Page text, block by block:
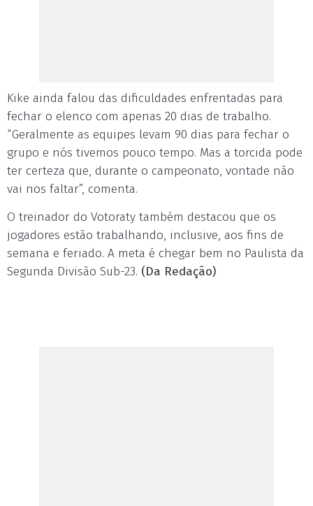
Kike ainda falou das dificuldades enfrentadas para
fechar o elenco com apenas 20 dias de trabalho.
“Geralmente as equipes levam 90 dias para fechar o
grupo e nós tivemos pouco tempo. Mas a torcida pode
ter certeza que, durante o campeonato, vontade não
vai nos faltar”, comenta.
O treinador do Votoraty também destacou que os
jogadores estão trabalhando, inclusive, aos fins de
semana e feriado. A meta é chegar bem no Paulista da
Segunda Divisão Sub-23. (Da Redação)